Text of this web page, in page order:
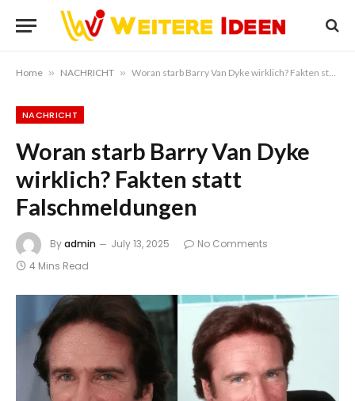
Home » NACHRICHT » Woran starb Barry Van Dyke wirklich? Fakten statt Falschmeldungen
NACHRICHT
Woran starb Barry Van Dyke
wirklich? Fakten statt
Falschmeldungen
Byadmin July 13, 2025
No Comments
4 Mins Read